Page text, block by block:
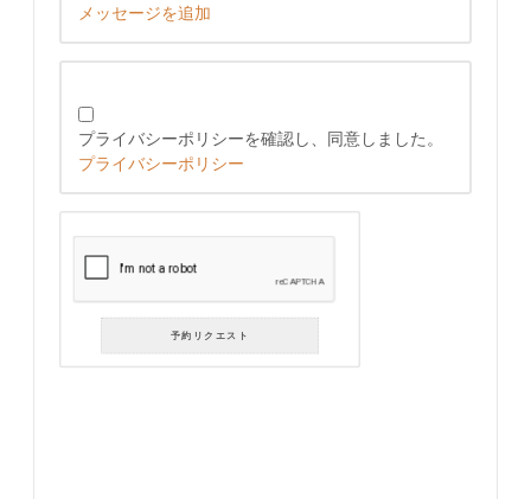
メッセージを追加
プライバシーポリシーを確認し、同意しました。
プライバシーポリシー
予約リクエスト